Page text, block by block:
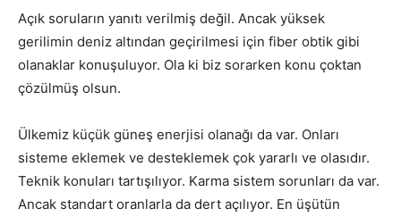
Açık soruların yanıtı verilmiş değil. Ancak yüksek
gerilimin deniz altından geçirilmesi için fiber obtik gibi
olanaklar konuşuluyor. Ola ki biz sorarken konu çoktan
çözülmüş olsun.
Ülkemiz küçük güneş enerjisi olanağı da var. Onları
sisteme eklemek ve desteklemek çok yararlı ve olasıdır.
Teknik konuları tartışılıyor. Karma sistem sorunları da var.
Ancak standart oranlarla da dert açılıyor. En üşütün